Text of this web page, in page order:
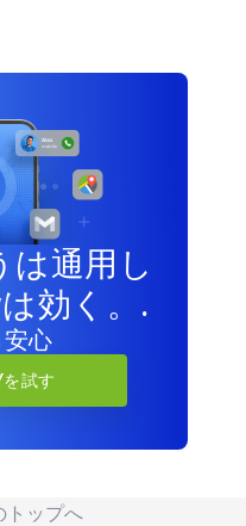
は通用し
効く。.
心
試す
トップへ